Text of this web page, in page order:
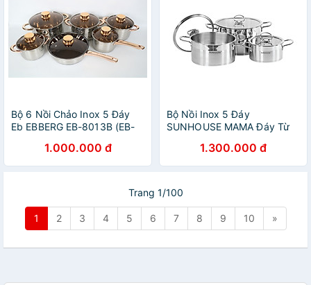
Bộ 6 Nồi Chảo Inox 5 Đáy
Eb EBBERG EB-8013B (EB-
Mọi Bếp - Hàng Chính Hãng
1.000.000 đ
Bộ Nồi Inox 5 Đáy
SUNHOUSE MAMA Đáy Từ
1.300.000 đ
Trang 1/100
1 2 3 4 5 6 7 8 9 10 »